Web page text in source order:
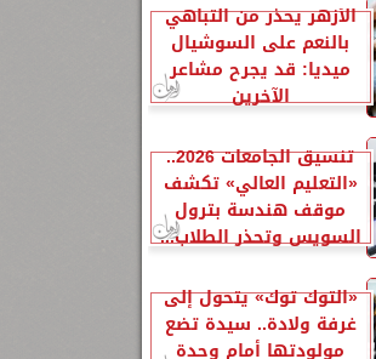
الأزهر يحذر من التباهي
بالنعم على السوشيال
ميديا: قد يجرح مشاعر
الآخرين
تنسيق الجامعات 2026..
«التعليم العالي» تكشف
موقف هندسة بترول
السويس وتحذر الطلاب...
«التوك توك» يتحول إلى
غرفة ولادة.. سيدة تضع
مولودتها أمام وحدة